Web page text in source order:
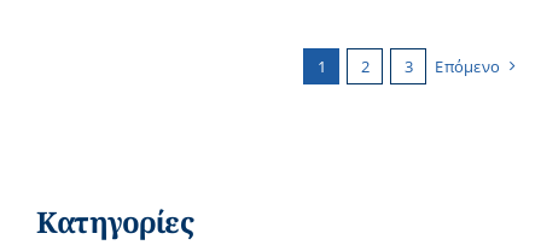
1 2 3 Επόμενο
Κατηγορίες